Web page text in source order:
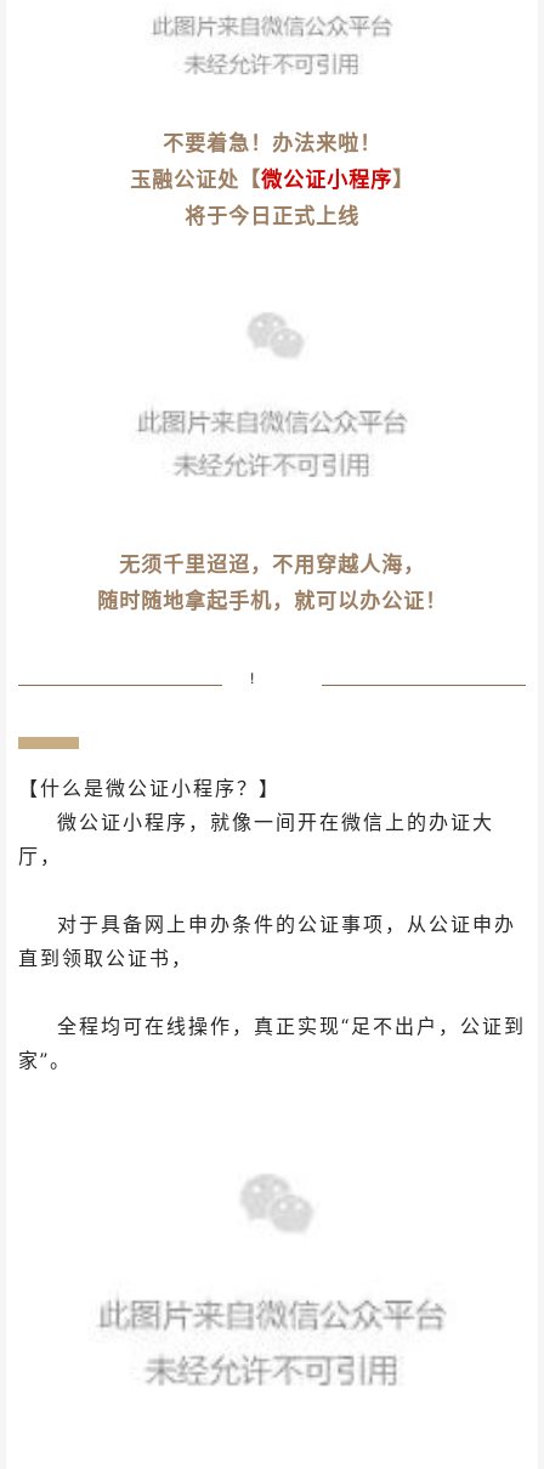
不要着急！办法来啦！
玉融公证处【微公证小程序】
将于今日正式上线
无须千里迢迢，不用穿越人海，
随时随地拿起手机，就可以办公证！
!
固定
布局
【什么是微公证小程序？】
微公证小程序，就像一间开在微信上的办证大
厅，
对于具备网上申办条件的公证事项，从公证申办
直到领取公证书，
全程均可在线操作，真正实现“足不出户，公证到
家”。